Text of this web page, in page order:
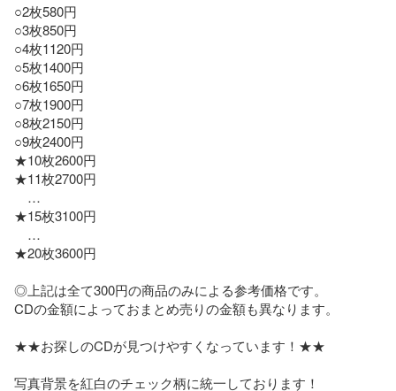
○2枚580円
○3枚850円
○4枚1120円
○5枚1400円
○6枚1650円
○7枚1900円
○8枚2150円
○9枚2400円
★10枚2600円
★11枚2700円
…
★15枚3100円
…
★20枚3600円
◎上記は全て300円の商品のみによる参考価格です。
CDの金額によっておまとめ売りの金額も異なります。
★★お探しのCDが見つけやすくなっています！★★
写真背景を紅白のチェック柄に統一しております！